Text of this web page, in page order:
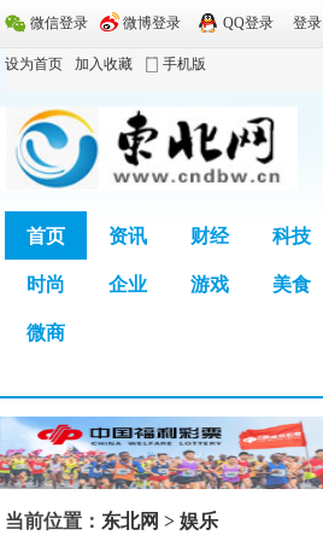
微信登录 微博登录 QQ登录 登录
设为首页 加入收藏 手机版
首页 资讯 财经 科技
时尚 企业 游戏 美食
微商
当前位置： 东北网 >娱乐